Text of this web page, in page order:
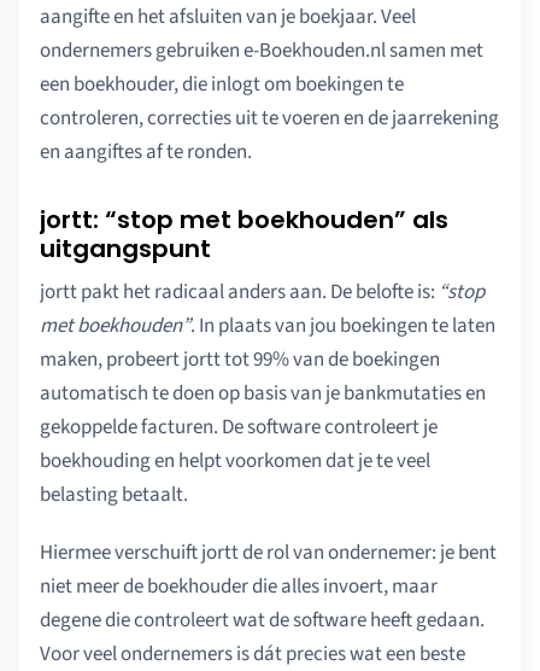
aangifte en het afsluiten van je boekjaar. Veel
ondernemers gebruiken e-Boekhouden.nl samen met
een boekhouder, die inlogt om boekingen te
controleren, correcties uit te voeren en de jaarrekening
en aangiftes af te ronden.
jortt: “stop met boekhouden” als
uitgangspunt
jortt pakt het radicaal anders aan. De belofte is: “stop
met boekhouden”. In plaats van jou boekingen te laten
maken, probeert jortt tot 99% van de boekingen
automatisch te doen op basis van je bankmutaties en
gekoppelde facturen. De software controleert je
boekhouding en helpt voorkomen dat je te veel
belasting betaalt.
Hiermee verschuift jortt de rol van ondernemer: je bent
niet meer de boekhouder die alles invoert, maar
degene die controleert wat de software heeft gedaan.
Voor veel ondernemers is dát precies wat een beste